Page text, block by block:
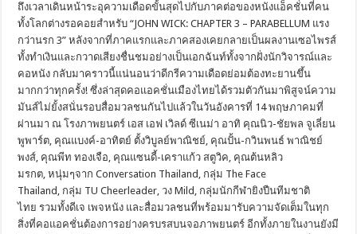
ถึงเวลาเดินหน้าระอุความเดือดขั้นสุดไปกับภาคต่อของหนังแอ็คชั่นที่คน
ทั้งโลกต่างรอคอยสำหรับ “JOHN WICK: CHAPTER 3 – PARABELLUM แรง
กว่านรก 3” หลังจากที่ภาคแรกและภาคสองเคยกลายเป็นผลงานเซอไพรส์
ทั้งทำเงินและกวาดเสียงชื่นชมอย่างเป็นเอกฉันท์ทั้งจากฝั่งนักวิจารณ์และ
คอหนัง กลับมาคราวนี้แน่นอนว่าดีกรีความเดือดย่อมต้องทะยานขึ้น
มากกว่าทุกครั้ง! ซึ่งล่าสุดคอแอคชั่นเมืองไทยได้รวมตัวกันมาพิสูจน์ความ
มันส์ไม่ยั้งสนั่นรอบสื่อมวลชนกันไปแล้วในวันอังคารที่ 14 พฤษภาคมที่
ผ่านมา ณ โรงภาพยนตร์ เอส เอฟ เวิลด์ ซีเนม่า อาทิ คุณนิว-ชัยพล จูเลี่ยน
พูพาร์ต, คุณแบงค์-อาทิตย์ ตั้งวิบูลย์พาณิชย์, คุณปั้น-กวินพนธ์ พาณิชย์
พงส์, คุณพีท ทองเจือ, คุณแซนดี้-เคราแก้ว สตูวิค, คุณต้นหลิว
มรกต, หนุ่มๆจาก Conversation Thailand, กลุ่ม The Face
Thailand, กลุ่ม TU Cheerleader, วง Mild, กลุ่มนักกีฬายิงปืนทีมชาติ
ไทย รวมทั้งดีเจ เพจหนัง และสื่อมวลชนที่พร้อมมารับความจัดเต็มในทุก
สิ่งที่คอแอคชั่นต้องการอย่างครบรสบนจอภาพยนตร์ อีกทั้งภายในงานยังมี